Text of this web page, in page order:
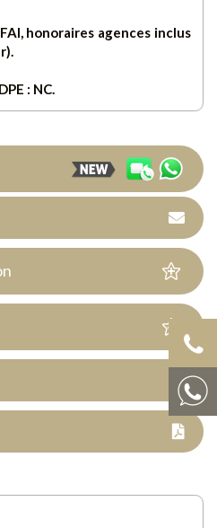
honoraires agences inclus
: NC.